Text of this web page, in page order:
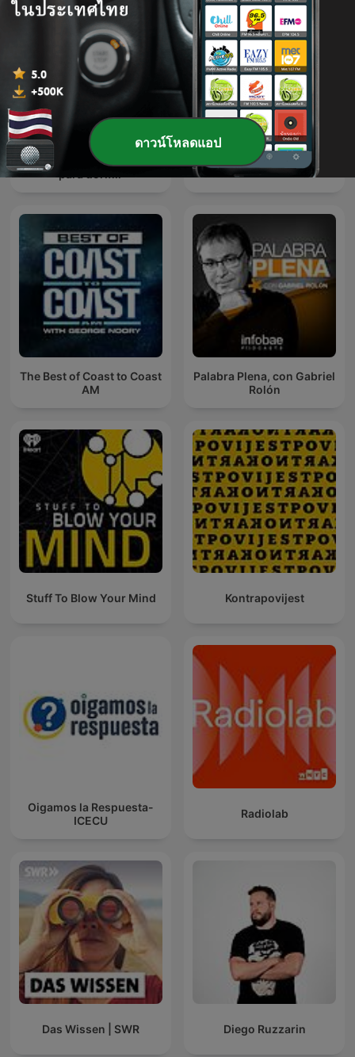
Ruido de lluvia y truenos
TED-Ed
The Best of Coast to Coast
AM
Palabra Plena, con Gabriel
Rolón
Stuff To Blow Your Mind Kontrapovijest
Oigamos la Respuesta-
ICECU
Radiolab
Das Wissen | SWR Diego Ruzzarin
ดาวน์โหลดแอป